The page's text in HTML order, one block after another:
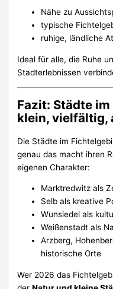
Nähe zu
typische
ruhige, ländliche
Ideal für alle, die Ruhe
Stadterlebnissen
Fazit: Städte
klein, vielfältig,
Die Städte im
genau das macht ihren
eigenen Charakter:
Marktredwitz als
Selb als kreative
Wunsiedel als
Weißenstadt als
Arzberg,
historische Orte
Wer 2026 das